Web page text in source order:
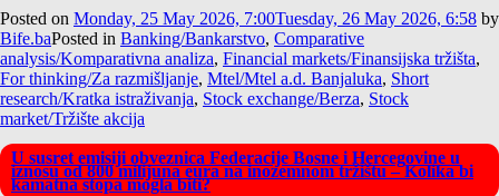
Posted on Monday, 25 May 2026, 7:00Tuesday, 26 May 2026, 6:58 by
Bife.baPosted in Banking/Bankarstvo, Comparative
analysis/Komparativna analiza, Financial markets/Finansijska tržišta,
For thinking/Za razmišljanje, Mtel/Mtel a.d. Banjaluka, Short
research/Kratka istraživanja, Stock exchange/Berza, Stock
market/Tržište akcija
U susret emisiji obveznica Federacije Bosne i Hercegovine u
iznosu od 800 milijuna eura na inozemnom tržištu – Kolika bi
kamatna stopa mogla biti?